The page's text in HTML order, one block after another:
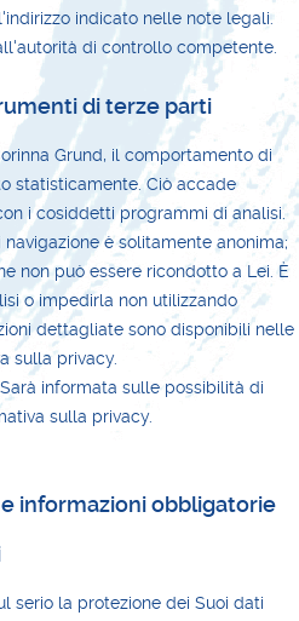
indicato nelle note legali.
di controllo competente.
di terze parti
Grund, il comportamento di
statisticamente. Ciò accade
i cosiddetti programmi di analisi.
è solitamente anonima;
non può essere ricondotto a Lei. È
o impedirla non utilizzando
dettagliate sono disponibili nelle
sulla privacy.
informata sulle possibilità di
sulla privacy.
informazioni obbligatorie
serio la protezione dei Suoi dati